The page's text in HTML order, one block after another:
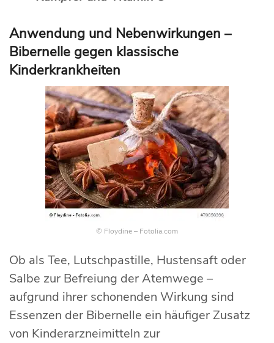
Anwendung und Nebenwirkungen –
Bibernelle gegen klassische
Kinderkrankheiten
© Floydine – Fotolia.com
Ob als Tee, Lutschpastille, Hustensaft oder
Salbe zur Befreiung der Atemwege –
aufgrund ihrer schonenden Wirkung sind
Essenzen der Bibernelle ein häufiger Zusatz
von Kinderarzneimitteln zur